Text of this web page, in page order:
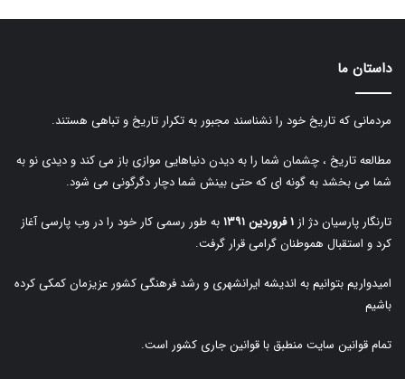
داستان ما
مردمانی که تاریخ خود را نشناسند مجبور به تکرار تاریخ و تباهی هستند.
مطالعه تاریخ ، چشمان شما را به دیدن دنیاهایی موازی باز می کند و دیدی نو به
شما می بخشد به گونه ای که حتی بینش شما دچار دگرگونی می شود.
تارنگار پارسیان دژ از ۱ فروردین ۱۳۹۱
به طور رسمی کار خود را در وب پارسی آغاز
کرد و استقبال هموطنان گرامی قرار گرفت.
امیدواریم بتوانیم به اندیشه ایرانشهری و رشد فرهنگی کشور عزیزمان کمکی کرده
باشیم
تمام قوانین سایت منطبق با قوانین جاری کشور است.